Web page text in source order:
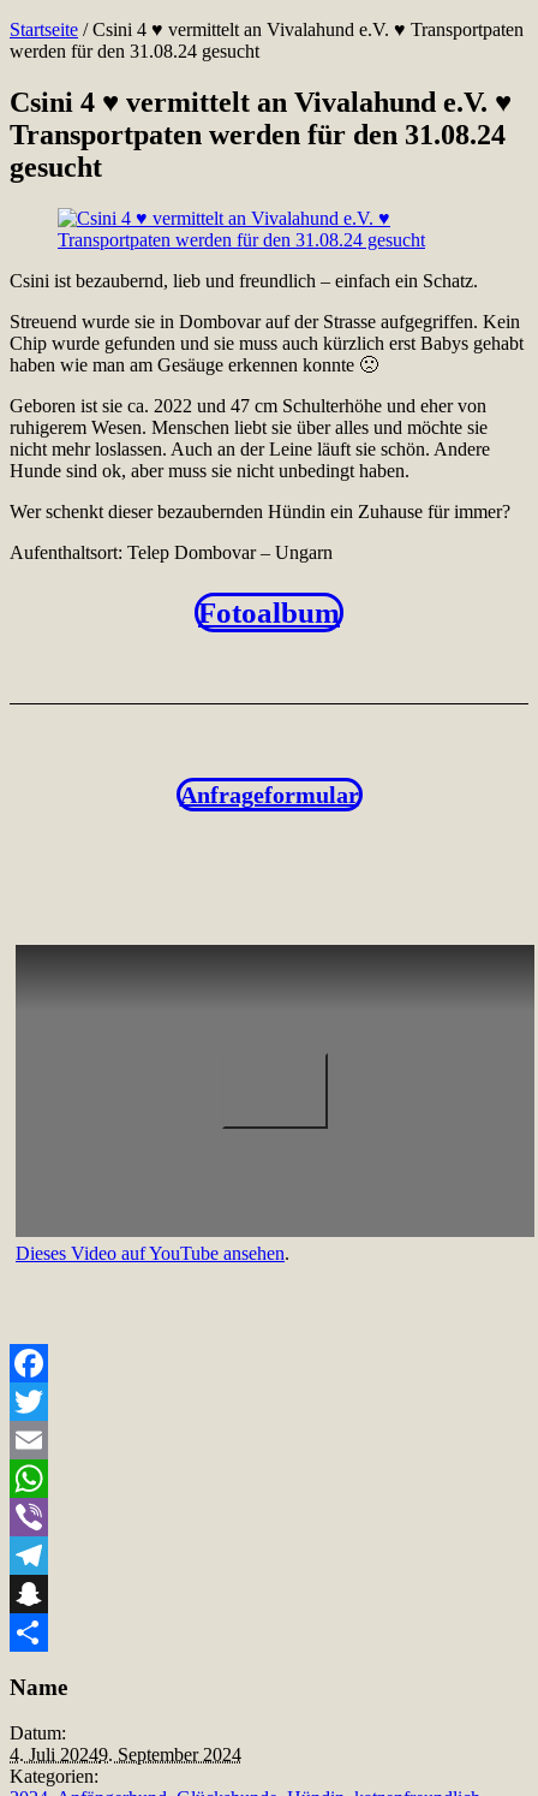
Startseite /Csini 4 ♥ vermittelt an Vivalahund e.V. ♥ Transportpaten
werden für den 31.08.24 gesucht
Csini 4 ♥ vermittelt an Vivalahund e.V. ♥
Transportpaten werden für den 31.08.24
gesucht
Csini ist bezaubernd, lieb und freundlich – einfach ein Schatz.
Streuend wurde sie in Dombovar auf der Strasse aufgegriffen. Kein
Chip wurde gefunden und sie muss auch kürzlich erst Babys gehabt
haben wie man am Gesäuge erkennen konnte 🙁
Geboren ist sie ca. 2022 und 47 cm Schulterhöhe und eher von
ruhigerem Wesen. Menschen liebt sie über alles und möchte sie
nicht mehr loslassen. Auch an der Leine läuft sie schön. Andere
Hunde sind ok, aber muss sie nicht unbedingt haben.
Wer schenkt dieser bezaubernden Hündin ein Zuhause für immer?
Aufenthaltsort: Telep Dombovar – Ungarn
Fotoalbum
Anfrageformular
Dieses Video auf YouTube ansehen.
Facebook
Twitter
Email
WhatsApp
Viber
Telegram
Snapchat
Name
Datum:
4. Juli 20249. September 2024
Kategorien: